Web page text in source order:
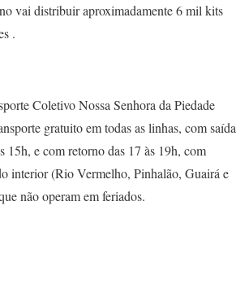
vai distribuir aproximadamente 6 mil kits
.
Coletivo Nossa Senhora da Piedade
gratuito em todas as linhas, com saída
15h, e com retorno das 17 às 19h, com
interior (Rio Vermelho, Pinhalão, Guairá e
não operam em feriados.